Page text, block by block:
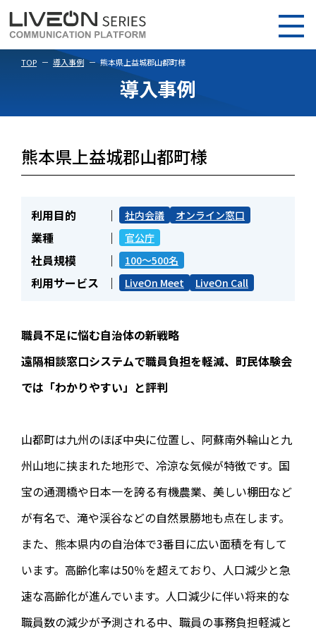
TOP 導入事例 熊本県上益城郡山都町様
導入事例
熊本県上益城郡山都町様
利用目的 社内会議 オンライン窓口
業種 官公庁
社員規模 100～500名
利用サービス LiveOn Meet LiveOn Call
職員不足に悩む自治体の新戦略
遠隔相談窓口システムで職員負担を軽減、町民体験会
では「わかりやすい」と評判
山都町は九州のほぼ中央に位置し、阿蘇南外輪山と九
州山地に挟まれた地形で、冷涼な気候が特徴です。国
宝の通潤橋や日本一を誇る有機農業、美しい棚田など
が有名で、滝や渓谷などの自然景勝地も点在します。
また、熊本県内の自治体で3番目に広い面積を有して
います。高齢化率は50％を超えており、人口減少と急
速な高齢化が進んでいます。人口減少に伴い将来的な
職員数の減少が予測される中、職員の事務負担軽減と